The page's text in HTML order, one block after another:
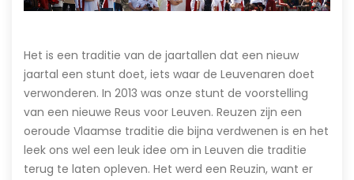
Het is een traditie van de jaartallen dat een nieuw
jaartal een stunt doet, iets waar de Leuvenaren doet
verwonderen. In 2013 was onze stunt de voorstelling
van een nieuwe Reus voor Leuven. Reuzen zijn een
oeroude Vlaamse traditie die bijna verdwenen is en het
leek ons wel een leuk idee om in Leuven die traditie
terug te laten opleven. Het werd een Reuzin, want er